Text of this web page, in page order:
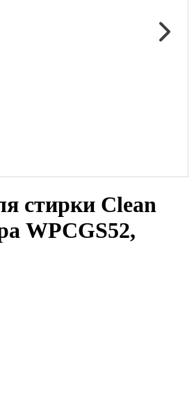
стирки Clean
WPCGS52,